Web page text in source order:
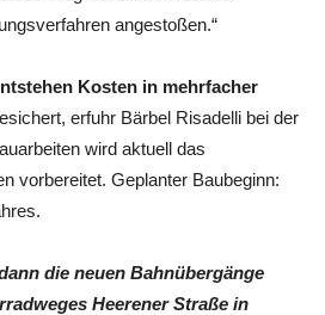
angestoßen.“
Kosten in mehrfacher
erfuhr Bärbel Risadelli bei der
wird aktuell das
vorbereitet. Geplanter Baubeginn:
die neuen Bahnübergänge
Heerener Straße in